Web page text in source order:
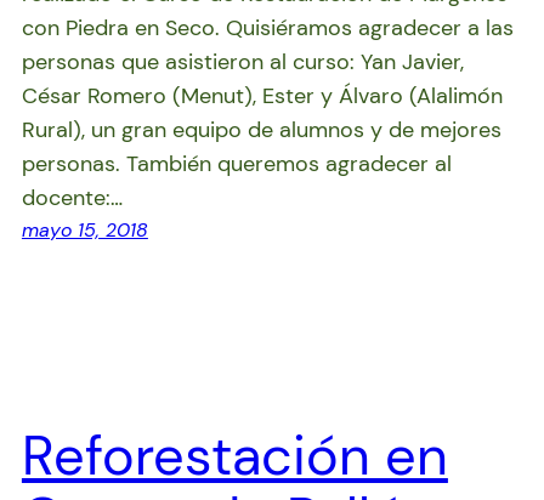
con Piedra en Seco. Quisiéramos agradecer a las
personas que asistieron al curso: Yan Javier,
César Romero (Menut), Ester y Álvaro (Alalimón
Rural), un gran equipo de alumnos y de mejores
personas. También queremos agradecer al
docente:…
mayo 15, 2018
Reforestación en